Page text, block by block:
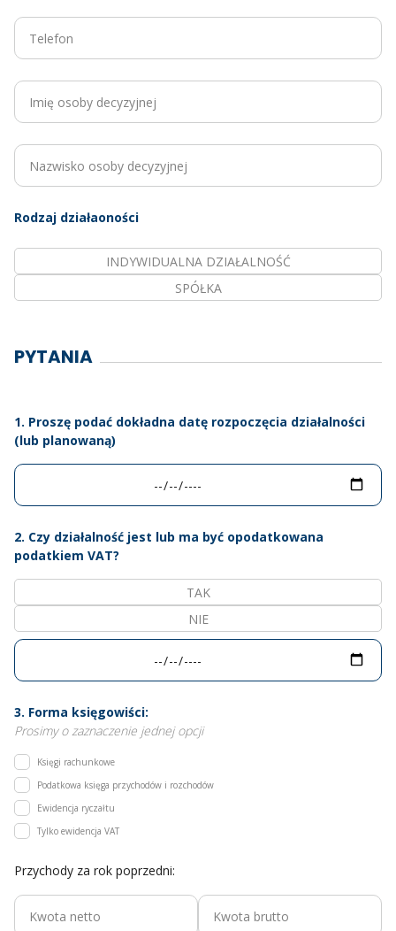
Rodzaj działaoności
INDYWIDUALNA DZIAŁALNOŚĆ
SPÓŁKA
PYTANIA
1. Proszę podać dokładna datę rozpoczęcia działalności
(lub planowaną)
2. Czy działalność jest lub ma być opodatkowana
podatkiem VAT?
TAK
NIE
3. Forma księgowiści:
Prosimy o zaznaczenie jednej opcji
Księgi rachunkowe
Podatkowa księga przychodów i rozchodów
Ewidencja ryczałtu
Tylko ewidencja VAT
Przychody za rok poprzedni: